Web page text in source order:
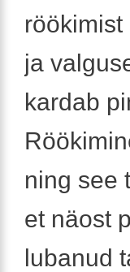
ja
kardab
ning see
et näost
lubanud